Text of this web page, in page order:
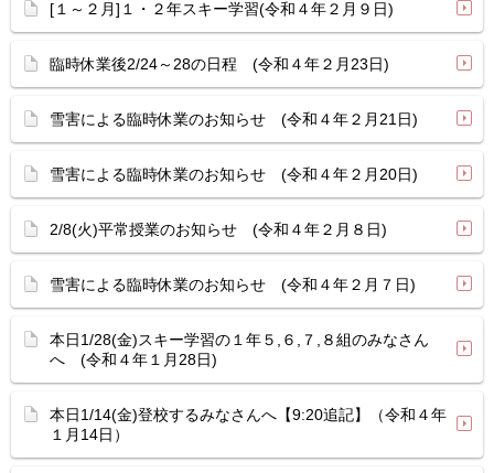
[１～２月]１・２年スキー学習(令和４年２月９日)
臨時休業後2/24～28の日程 (令和４年２月23日)
雪害による臨時休業のお知らせ (令和４年２月21日)
雪害による臨時休業のお知らせ (令和４年２月20日)
2/8(火)平常授業のお知らせ (令和４年２月８日)
雪害による臨時休業のお知らせ (令和４年２月７日)
本日1/28(金)スキー学習の１年５,６,７,８組のみなさん
へ (令和４年１月28日)
本日1/14(金)登校するみなさんへ【9:20追記】（令和４年
１月14日）